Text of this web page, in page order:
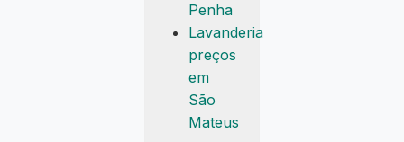
Penha
Lavanderia
preços
em
São
Mateus